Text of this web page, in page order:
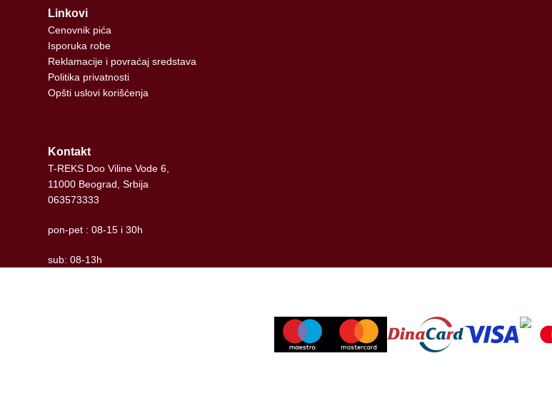
Linkovi
Cenovnik pića
Isporuka robe
Reklamacije i povraćaj sredstava
Politika privatnosti
Opšti uslovi korišćenja
Kontakt
T-REKS Doo Viline Vode 6,
11000 Beograd, Srbija
063573333
pon-pet : 08-15 i 30h
sub: 08-13h